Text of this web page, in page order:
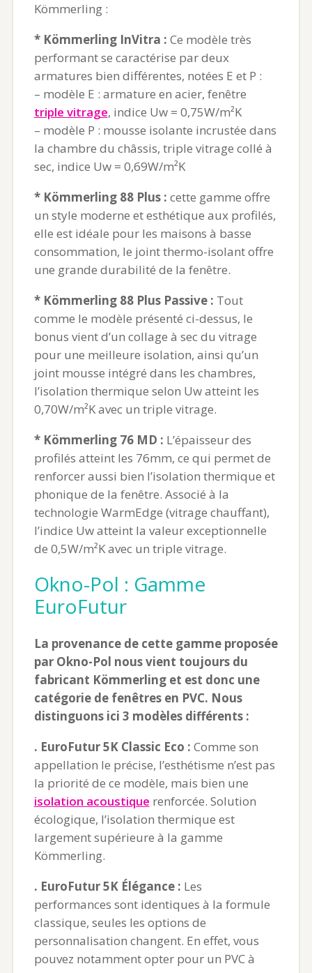
Kömmerling :
* Kömmerling InVitra : Ce modèle très
performant se caractérise par deux
armatures bien différentes, notées E et P :
– modèle E : armature en acier, fenêtre
triple vitrage, indice Uw = 0,75W/m²K
– modèle P : mousse isolante incrustée dans
la chambre du châssis, triple vitrage collé à
sec, indice Uw = 0,69W/m²K
* Kömmerling 88 Plus : cette gamme offre
un style moderne et esthétique aux profilés,
elle est idéale pour les maisons à basse
consommation, le joint thermo-isolant offre
une grande durabilité de la fenêtre.
* Kömmerling 88 Plus Passive : Tout
comme le modèle présenté ci-dessus, le
bonus vient d’un collage à sec du vitrage
pour une meilleure isolation, ainsi qu’un
joint mousse intégré dans les chambres,
l’isolation thermique selon Uw atteint les
0,70W/m²K avec un triple vitrage.
* Kömmerling 76 MD : L’épaisseur des
profilés atteint les 76mm, ce qui permet de
renforcer aussi bien l’isolation thermique et
phonique de la fenêtre. Associé à la
technologie WarmEdge (vitrage chauffant),
l’indice Uw atteint la valeur exceptionnelle
de 0,5W/m²K avec un triple vitrage.
Okno-Pol : Gamme
EuroFutur
La provenance de cette gamme proposée
par Okno-Pol nous vient toujours du
fabricant Kömmerling et est donc une
catégorie de fenêtres en PVC. Nous
distinguons ici 3 modèles différents :
. EuroFutur 5K Classic Eco : Comme son
appellation le précise, l’esthétisme n’est pas
la priorité de ce modèle, mais bien une
isolation acoustique renforcée. Solution
écologique, l’isolation thermique est
largement supérieure à la gamme
Kömmerling.
. EuroFutur 5K Élégance : Les
performances sont identiques à la formule
classique, seules les options de
personnalisation changent. En effet, vous
pouvez notamment opter pour un PVC à